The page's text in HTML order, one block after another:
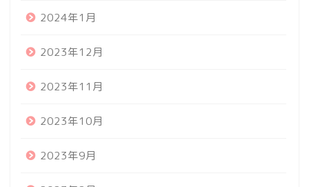
2024年1月
2023年12月
2023年11月
2023年10月
2023年9月